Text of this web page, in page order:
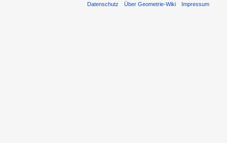
Datenschutz Über Geometrie-Wiki Impressum